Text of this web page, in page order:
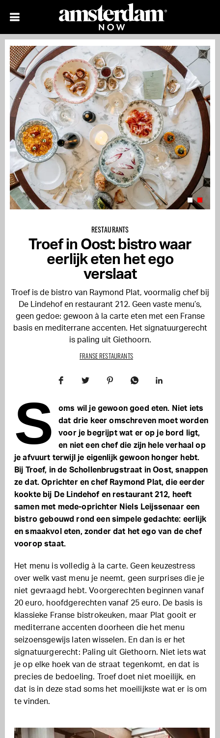
RESTAURANTS
Troef in Oost: bistro waar
eerlijk eten het ego
verslaat
Troef is de bistro van Raymond Plat, voormalig chef bij
De Lindehof en restaurant 212. Geen vaste menu’s,
geen gedoe: gewoon à la carte eten met een Franse
basis en mediterrane accenten. Het signatuurgerecht
is paling uit Giethoorn.
FRANSE RESTAURANTS
S
oms wil je gewoon goed eten. Niet iets
dat drie keer omschreven moet worden
voor je begrijpt wat er op je bord ligt,
en niet een chef die zijn hele verhaal op
je afvuurt terwijl je eigenlijk gewoon honger hebt.
Bij Troef, in de Schollenbrugstraat in Oost, snappen
ze dat. Oprichter en chef Raymond Plat, die eerder
kookte bij De Lindehof en restaurant 212, heeft
samen met mede-oprichter Niels Leijssenaar een
bistro gebouwd rond een simpele gedachte: eerlijk
en smaakvol eten, zonder dat het ego van de chef
voorop staat.
Het menu is volledig à la carte. Geen keuzestress
over welk vast menu je neemt, geen surprises die je
niet gevraagd hebt. Voorgerechten beginnen vanaf
20 euro, hoofdgerechten vanaf 25 euro. De basis is
klassieke Franse bistrokeuken, maar Plat gooit er
mediterrane accenten doorheen die het menu
seizoensgewijs laten wisselen. En dan is er het
signatuurgerecht: Paling uit Giethoorn. Niet iets wat
je op elke hoek van de straat tegenkomt, en dat is
precies de bedoeling. Troef doet niet moeilijk, en
dat is in deze stad soms het moeilijkste wat er is om
te vinden.